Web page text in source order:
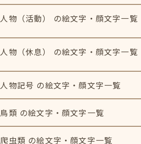
人物（活動） の絵文字・顔文字一覧
人物（休息） の絵文字・顔文字一覧
人物記号 の絵文字・顔文字一覧
鳥類 の絵文字・顔文字一覧
爬虫類 の絵文字・顔文字一覧